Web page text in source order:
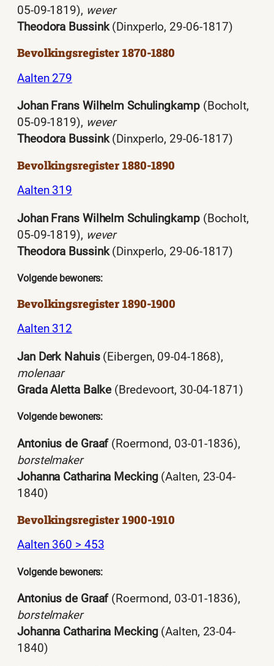
05-09-1819), wever
Theodora Bussink(Dinxperlo, 29-06-1817)
Bevolkingsregister 1870-1880
Aalten 279
Johan Frans Wilhelm Schulingkamp(Bocholt,
05-09-1819), wever
Theodora Bussink(Dinxperlo, 29-06-1817)
Bevolkingsregister 1880-1890
Aalten 319
Johan Frans Wilhelm Schulingkamp(Bocholt,
05-09-1819), wever
Theodora Bussink(Dinxperlo, 29-06-1817)
Volgende bewoners:
Bevolkingsregister 1890-1900
Aalten 312
Jan Derk Nahuis(Eibergen, 09-04-1868),
molenaar
Grada Aletta Balke(Bredevoort, 30-04-1871)
Volgende bewoners:
Antonius de Graaf(Roermond, 03-01-1836),
borstelmaker
Johanna Catharina Mecking(Aalten, 23-04-
1840)
Bevolkingsregister 1900-1910
Aalten 360 > 453
Volgende bewoners:
Antonius de Graaf(Roermond, 03-01-1836),
borstelmaker
Johanna Catharina Mecking(Aalten, 23-04-
1840)